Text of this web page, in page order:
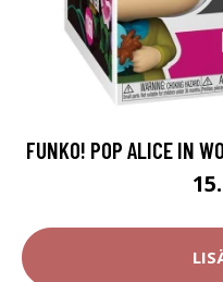
FUNKO! POP ALICE IN